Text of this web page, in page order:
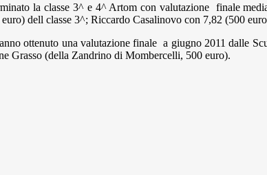
la classe 3^ e 4^ Artom con valutazione finale
dell classe 3^; Riccardo Casalinovo con 7,82 (500
ottenuto una valutazione finale a giugno 2011 dalle
Grasso (della Zandrino di Mombercelli, 500 euro).